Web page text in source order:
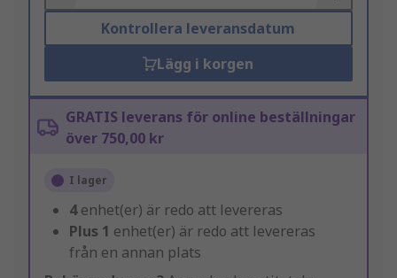
Kontrollera leveransdatum
Lägg i korgen
GRATIS leverans för online beställningar
över 750,00 kr
I lager
4enhet(er) är redo att levereras
Plus 1 enhet(er) är redo att levereras
från en annan plats